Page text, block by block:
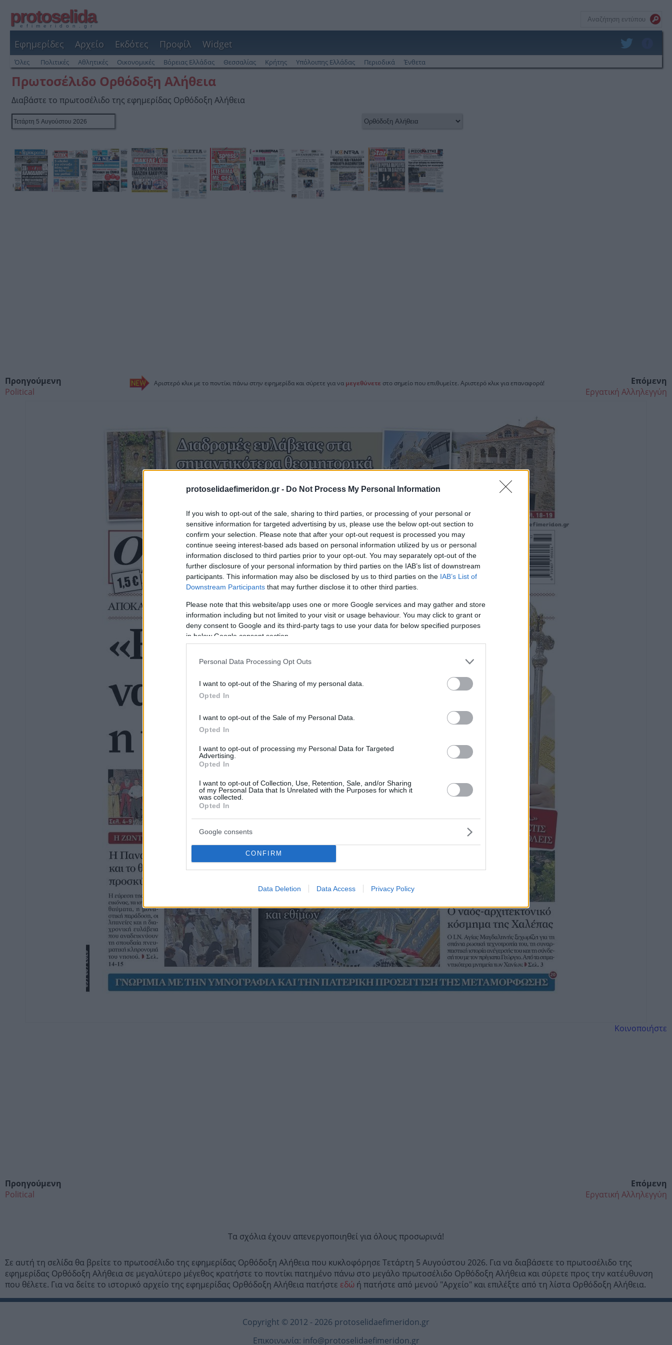
protoselidaefimeridon.gr - Do Not Process My Personal Information
If you wish to opt-out of the sale, sharing to third parties, or processing of your personal or
sensitive information for targeted advertising by us, please use the below opt-out section to
confirm your selection. Please note that after your opt-out request is processed you may
continue seeing interest-based ads based on personal information utilized by us or personal
information disclosed to third parties prior to your opt-out. You may separately opt-out of the
further disclosure of your personal information by third parties on the IAB’s list of downstream
participants. This information may also be disclosed by us to third parties on the IAB’s List of
Downstream Participants that may further disclose it to other third parties.
Please note that this website/app uses one or more Google services and may gather and store
information including but not limited to your visit or usage behaviour. You may click to grant or
deny consent to Google and its third-party tags to use your data for below specified purposes
in below Google consent section.
Personal Data Processing Opt Outs
I want to opt-out of the Sharing of my personal data.
Opted In
I want to opt-out of the Sale of my Personal Data.
Opted In
I want to opt-out of processing my Personal Data for Targeted
Advertising.
Opted In
I want to opt-out of Collection, Use, Retention, Sale, and/or Sharing
of my Personal Data that Is Unrelated with the Purposes for which it
was collected.
Opted In
Google consents
CONFIRM
Data Deletion Data Access Privacy Policy
protoselida
efimeridon.gr
Εφημερίδες Αρχείο Εκδότες Προφίλ Widget
Όλες Πολιτικές Αθλητικές Οικονομικές Βόρειας Ελλάδας Θεσσαλίας Κρήτης Υπόλοιπης Ελλάδας Περιοδικά Ένθετα
Πρωτοσέλιδο Ορθόδοξη Αλήθεια
Διαβάστε το πρωτοσέλιδο της εφημερίδας Ορθόδοξη Αλήθεια
Αριστερό κλικ με το ποντίκι πάνω στην εφημερίδα και σύρετε για να μεγεθύνετε στο σημείο που επιθυμείτε. Αριστερό κλικ για επαναφορά!
Προηγούμενη
Political
Επόμενη
Εργατική Αλληλεγγύη
Κοινοποιήστε
Προηγούμενη
Political
Επόμενη
Εργατική Αλληλεγγύη
Τα σχόλια έχουν απενεργοποιηθεί για όλους προσωρινά!
Σε αυτή τη σελίδα θα βρείτε το πρωτοσέλιδο της εφημερίδας Ορθόδοξη Αλήθεια που κυκλοφόρησε Τετάρτη 5 Αυγούστου 2026. Για να διαβάσετε το πρωτοσέλιδο της
εφημερίδας Ορθόδοξη Αλήθεια σε μεγαλύτερο μέγεθος κρατήστε το ποντίκι πατημένο πάνω στο μεγάλο πρωτοσέλιδο Ορθόδοξη Αλήθεια και σύρετε προς την κατέυθυνση
που θέλετε. Για να δείτε το ιστορικό αρχείο της εφημερίδας Ορθόδοξη Αλήθεια πατήστε εδώ ή πατήστε από μενού "Αρχείο" και επιλέξτε από τη λίστα Ορθόδοξη Αλήθεια.
Copyright © 2012 - 2026 protoselidaefimeridon.gr
Επικοινωνία: info@protoselidaefimeridon.gr